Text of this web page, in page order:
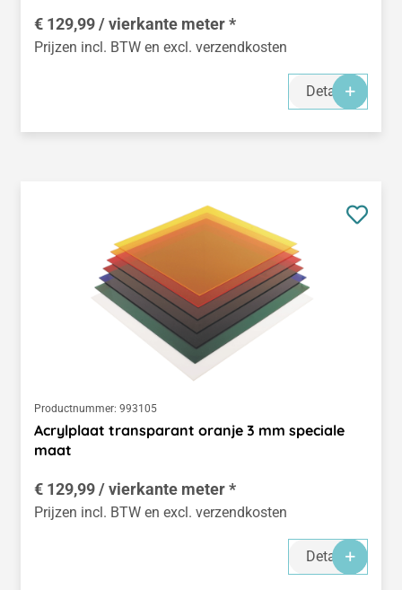
€ 129,99 / vierkante meter *
Prijzen incl. BTW en excl. verzendkosten
Details
Productnummer: 993105
Acrylplaat transparant oranje 3 mm speciale
maat
€ 129,99 / vierkante meter *
Prijzen incl. BTW en excl. verzendkosten
Details